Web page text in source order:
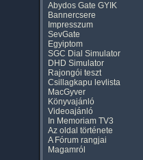
Abydos Gate GYIK
Bannercsere
Impresszum
SevGate
Egyiptom
SGC Dial Simulator
DHD Simulator
Rajongói teszt
Csillagkapu levlista
MacGyver
Könyvajánló
Videoajánló
In Memoriam TV3
Az oldal története
A Fórum rangjai
Magamról